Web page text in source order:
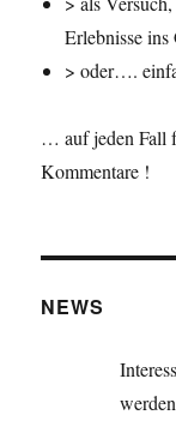
Erlebnisse ins
> oder….
… auf jeden Fall
Kommentare !
NEWS